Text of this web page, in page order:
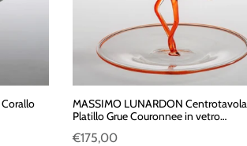
MASSIMO LUNARDON Centrotavola
Platillo Grue Couronnee in vetro
€175,00